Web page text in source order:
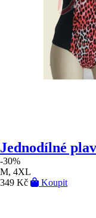
Jednodílné
-30%
M, 4XL
349 Kč
Koupit